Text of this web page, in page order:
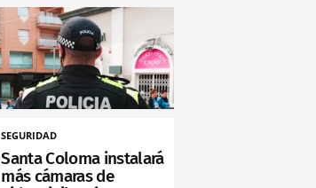
SEGURIDAD
Santa Coloma instalará
más cámaras de